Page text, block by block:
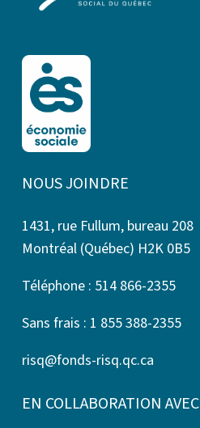
NOUS JOINDRE
1431, rue Fullum, bureau 208
Montréal (Québec) H2K 0B5
Téléphone : 514 866-2355
Sans frais : 1 855 388-2355
risq@fonds-risq.qc.ca
EN COLLABORATION AVEC